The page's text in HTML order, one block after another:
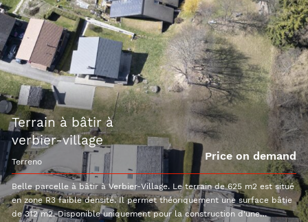
terrain à bâtir à
verbier-village
terreno Price on demand
Belle parcelle à bâtir à Verbier-Village. Le terrain de 625 m2 est situé
en zone R3 faible densité. Il permet théoriquement une surface bâtie
de 312 m2. Disponible uniquement pour la construction d'une